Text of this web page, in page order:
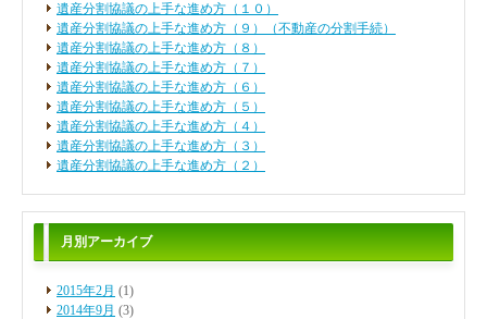
遺産分割協議の上手な進め方（１０）
遺産分割協議の上手な進め方（９）（不動産の分割手続）
遺産分割協議の上手な進め方（８）
遺産分割協議の上手な進め方（７）
遺産分割協議の上手な進め方（６）
遺産分割協議の上手な進め方（５）
遺産分割協議の上手な進め方（４）
遺産分割協議の上手な進め方（３）
遺産分割協議の上手な進め方（２）
月別アーカイブ
2015年2月 (1)
2014年9月 (3)